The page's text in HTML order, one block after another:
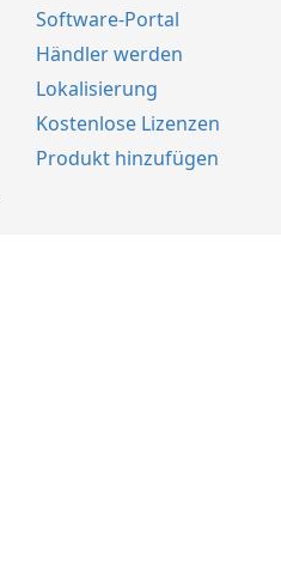
Software-Portal
Händler werden
Lokalisierung
Kostenlose Lizenzen
Produkt hinzufügen